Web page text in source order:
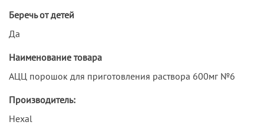
Беречь от детей
Да
Наименование товара
АЦЦ порошок для приготовления раствора 600мг №6
Производитель:
Hexal